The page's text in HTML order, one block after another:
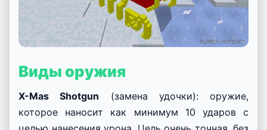
движение.
Здоровье: 50 сердец, нет повреждений при
падении, ранится при контакте с водой. Он
может одновременно перевозить до двух
игроков.